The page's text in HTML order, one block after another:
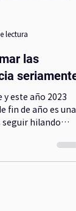
lectura
las
seriamente
año 2023
fin de año es una
hilando